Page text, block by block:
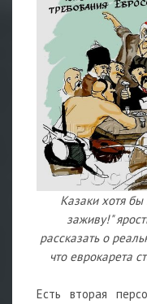
Казаки хотя бы
заживу!"
рассказать о
что еврокарета
Есть вторая